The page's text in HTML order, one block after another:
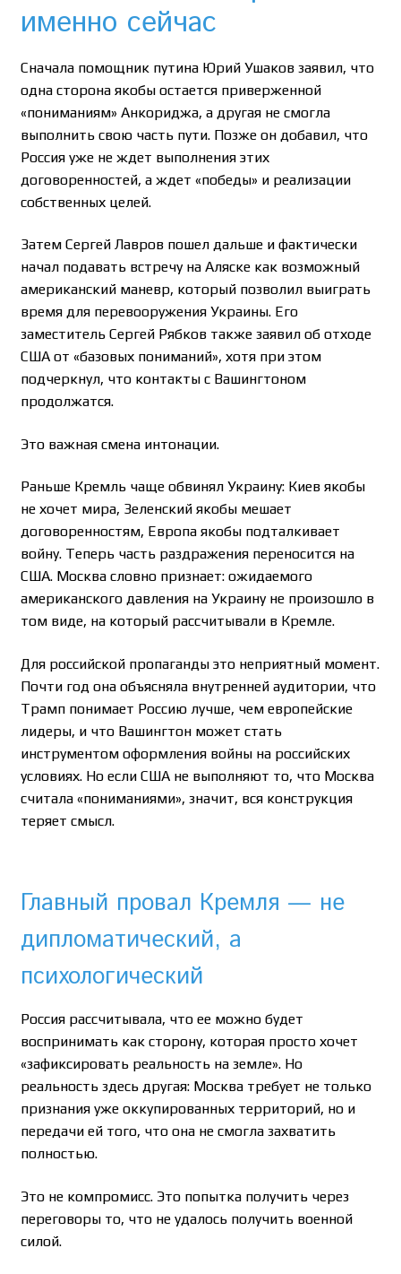
именно сейчас
Сначала помощник путина Юрий Ушаков заявил, что
одна сторона якобы остается приверженной
«пониманиям» Анкориджа, а другая не смогла
выполнить свою часть пути. Позже он добавил, что
Россия уже не ждет выполнения этих
договоренностей, а ждет «победы» и реализации
собственных целей.
Затем Сергей Лавров пошел дальше и фактически
начал подавать встречу на Аляске как возможный
американский маневр, который позволил выиграть
время для перевооружения Украины. Его
заместитель Сергей Рябков также заявил об отходе
США от «базовых пониманий», хотя при этом
подчеркнул, что контакты с Вашингтоном
продолжатся.
Это важная смена интонации.
Раньше Кремль чаще обвинял Украину: Киев якобы
не хочет мира, Зеленский якобы мешает
договоренностям, Европа якобы подталкивает
войну. Теперь часть раздражения переносится на
США. Москва словно признает: ожидаемого
американского давления на Украину не произошло в
том виде, на который рассчитывали в Кремле.
Для российской пропаганды это неприятный момент.
Почти год она объясняла внутренней аудитории, что
Трамп понимает Россию лучше, чем европейские
лидеры, и что Вашингтон может стать
инструментом оформления войны на российских
условиях. Но если США не выполняют то, что Москва
считала «пониманиями», значит, вся конструкция
теряет смысл.
Главный провал Кремля — не
дипломатический, а
психологический
Россия рассчитывала, что ее можно будет
воспринимать как сторону, которая просто хочет
«зафиксировать реальность на земле». Но
реальность здесь другая: Москва требует не только
признания уже оккупированных территорий, но и
передачи ей того, что она не смогла захватить
полностью.
Это не компромисс. Это попытка получить через
переговоры то, что не удалось получить военной
силой.